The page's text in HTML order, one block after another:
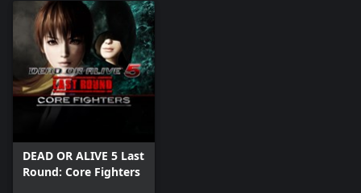
DEAD OR ALIVE 5 Last
Round: Core Fighters